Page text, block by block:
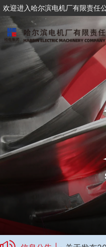
欢迎进入哈尔滨电机厂有限责任